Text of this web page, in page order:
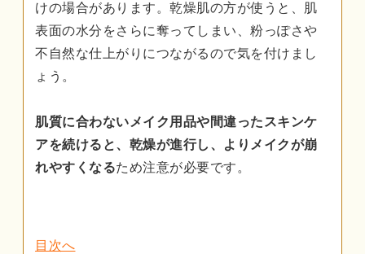
けの場合があります。乾燥肌の方が使うと、肌
表面の水分をさらに奪ってしまい、粉っぽさや
不自然な仕上がりにつながるので気を付けまし
ょう。
肌質に合わないメイク用品や間違ったスキンケ
アを続けると、乾燥が進行し、よりメイクが崩
れやすくなるため注意が必要です。
目次へ